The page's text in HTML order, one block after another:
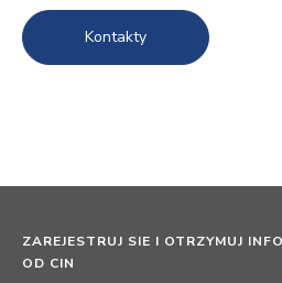
Kontakty
ZAREJESTRUJ SIE I OTRZYMUJ
OD CIN